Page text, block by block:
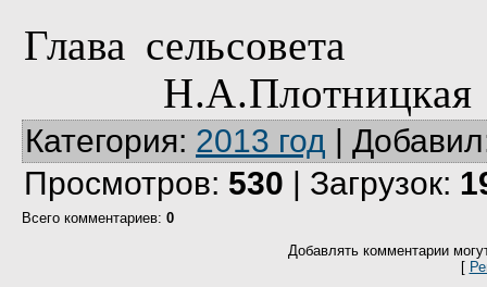
Глава сельсовета
Н.А.Плотницкая
Категория: 2013 год | Добавил
Просмотров: 530 | Загрузок:
Всего комментариев: 0
Добавлять комментарии
[